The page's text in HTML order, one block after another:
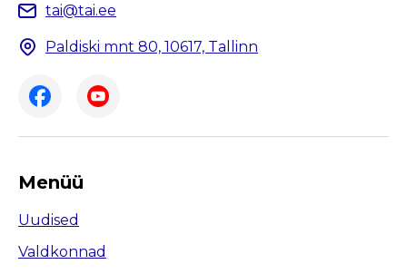
tai@tai.ee
Paldiski mnt 80, 10617, Tallinn
Menüü
Uudised
Valdkonnad